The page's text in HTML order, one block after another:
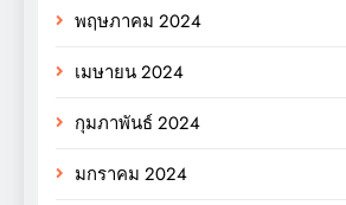
พฤษภาคม 2024
เมษายน 2024
กุมภาพันธ์ 2024
มกราคม 2024